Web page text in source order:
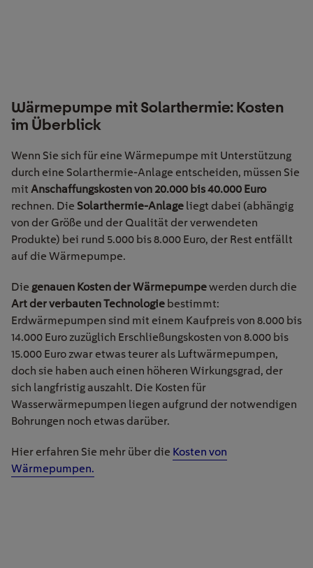
Wärmepumpe mit Solarthermie: Kosten
im Überblick
Wenn Sie sich für eine Wärmepumpe mit Unterstützung
durch eine Solarthermie-Anlage entscheiden, müssen Sie
mit Anschaffungskosten von 20.000 bis 40.000 Euro
rechnen. Die Solarthermie-Anlage liegt dabei (abhängig
von der Größe und der Qualität der verwendeten
Produkte) bei rund 5.000 bis 8.000 Euro, der Rest entfällt
auf die Wärmepumpe.
Die genauen Kosten der Wärmepumpewerden durch die
Art der verbauten Technologie bestimmt:
Erdwärmepumpen sind mit einem Kaufpreis von 8.000 bis
14.000 Euro zuzüglich Erschließungskosten von 8.000 bis
15.000 Euro zwar etwas teurer als Luftwärmepumpen,
doch sie haben auch einen höheren Wirkungsgrad, der
sich langfristig auszahlt. Die Kosten für
Wasserwärmepumpen liegen aufgrund der notwendigen
Bohrungen noch etwas darüber.
Hier erfahren Sie mehr über die Kosten von
Wärmepumpen.